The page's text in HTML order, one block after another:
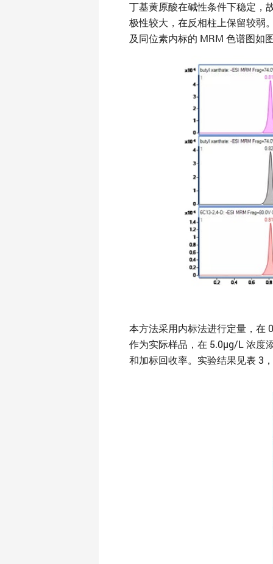
丁基黄原酸在碱性条件下稳定，
极性较大，在反相柱上保留较弱
及同位素内标的 MRM 色谱图如
本方法采用内标法进行定量，在
作为实际样品，在 5.0μg/L 浓度
和加标回收率。实验结果见表 3